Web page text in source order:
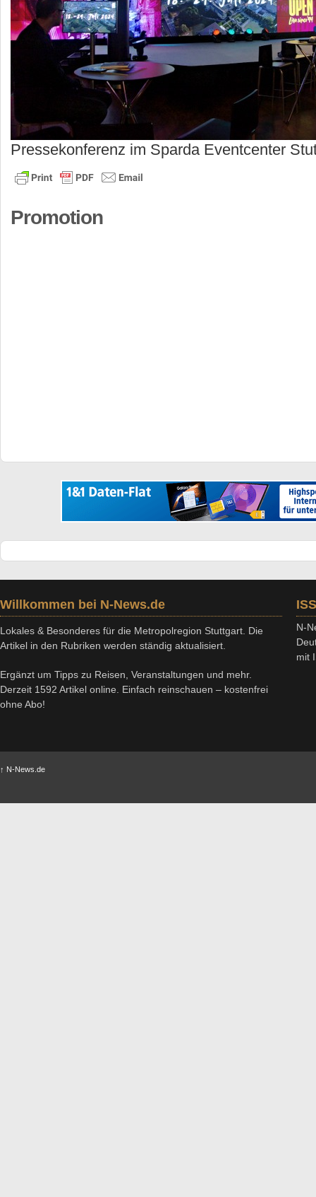
Pressekonferenz im Sparda Eventcenter
Promotion
Willkommen bei N-News.de
Lokales & Besonderes für die Metropolregion Stuttgart. Die
Artikel in den Rubriken werden ständig aktualisiert.
Ergänzt um Tipps zu Reisen, Veranstaltungen und mehr.
Derzeit 1592 Artikel online. Einfach reinschauen – kostenfrei
ohne Abo!
N-
mit
↑ N-News.de